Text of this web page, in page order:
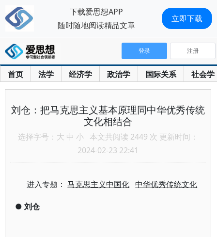
首页 法学 经济学 政治学 国际关系 社会学
登录 注册
刘仓：把马克思主义基本原理同中华优秀传统
文化相结合
选择字号： 大 中 小 本文共阅读 2449 次 更新时间：
2024-02-23 22:41
进入专题：马克思主义中国化 中华优秀传统文化
● 刘仓
下载爱思想APP
随时随地阅读精品文章
立即下载